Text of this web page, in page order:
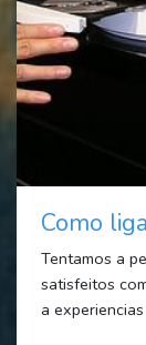
Como
Tentamos a
satisfeitos
a